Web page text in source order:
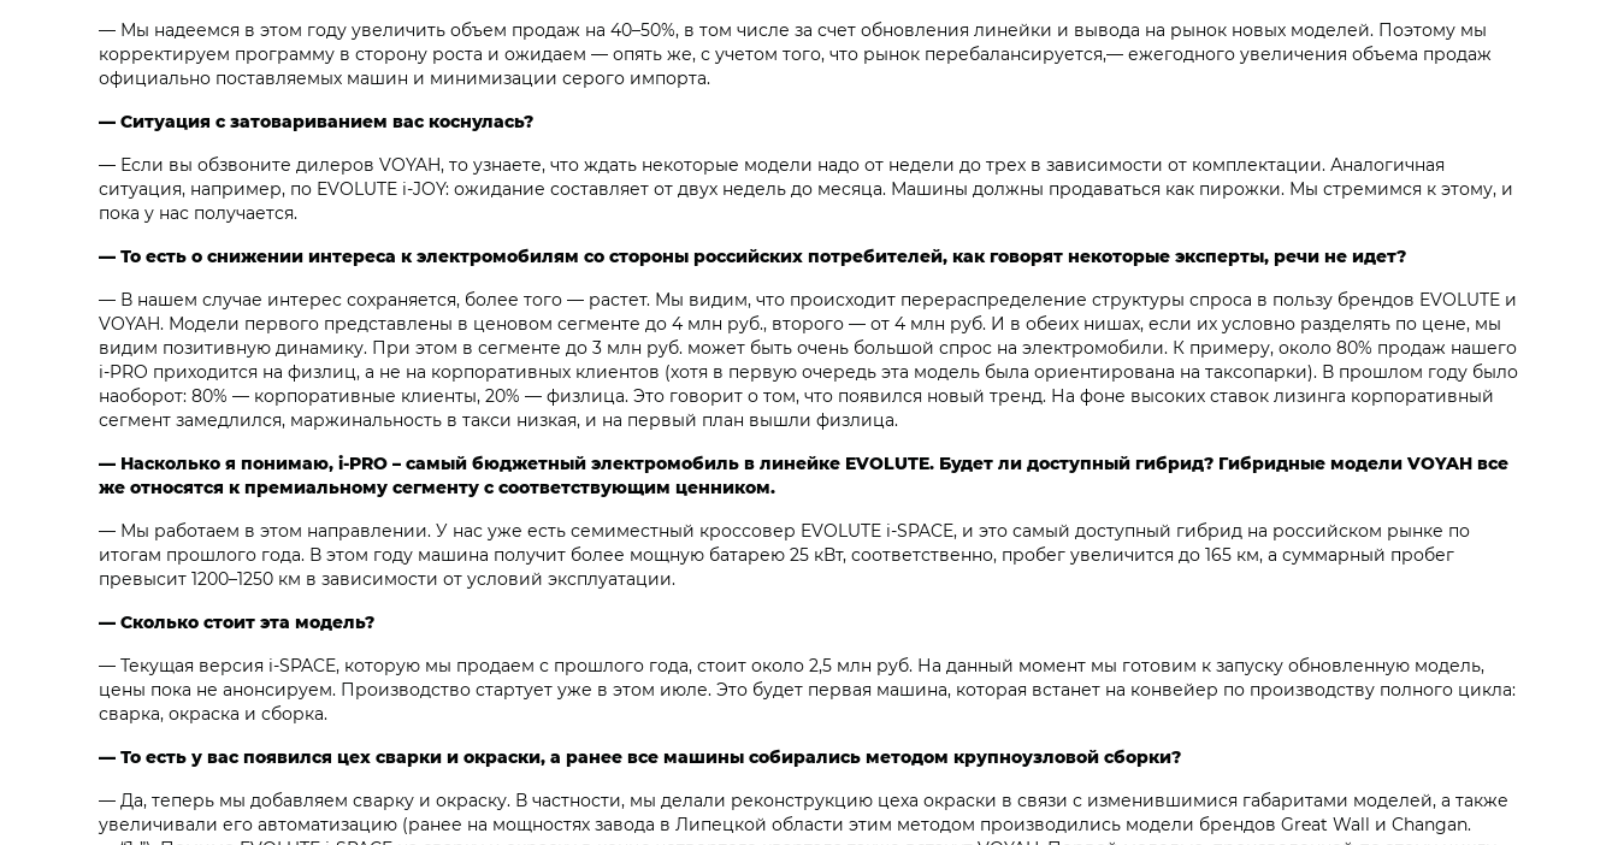
— Мы надеемся в этом году увеличить объем продаж на 40–50%, в том числе за счет обновления линейки и вывода на рынок новых моделей. Поэтому мы
корректируем программу в сторону роста и ожидаем — опять же, с учетом того, что рынок перебалансируется,— ежегодного увеличения объема продаж
официально поставляемых машин и минимизации серого импорта.
— Ситуация с затовариванием вас коснулась?
— Если вы обзвоните дилеров VOYAH, то узнаете, что ждать некоторые модели надо от недели до трех в зависимости от комплектации. Аналогичная
ситуация, например, по EVOLUTE i‑JOY: ожидание составляет от двух недель до месяца. Машины должны продаваться как пирожки. Мы стремимся к этому, и
пока у нас получается.
— То есть о снижении интереса к электромобилям со стороны российских потребителей, как говорят некоторые эксперты, речи не идет?
— В нашем случае интерес сохраняется, более того — растет. Мы видим, что происходит перераспределение структуры спроса в пользу брендов EVOLUTE и
VOYAH. Модели первого представлены в ценовом сегменте до 4 млн руб., второго — от 4 млн руб. И в обеих нишах, если их условно разделять по цене, мы
видим позитивную динамику. При этом в сегменте до 3 млн руб. может быть очень большой спрос на электромобили. К примеру, около 80% продаж нашего
i‑PRO приходится на физлиц, а не на корпоративных клиентов (хотя в первую очередь эта модель была ориентирована на таксопарки). В прошлом году было
наоборот: 80% — корпоративные клиенты, 20% — физлица. Это говорит о том, что появился новый тренд. На фоне высоких ставок лизинга корпоративный
сегмент замедлился, маржинальность в такси низкая, и на первый план вышли физлица.
— Насколько я понимаю, i‑PRO – самый бюджетный электромобиль в линейке EVOLUTE. Будет ли доступный гибрид? Гибридные модели VOYAH все
же относятся к премиальному сегменту с соответствующим ценником.
— Мы работаем в этом направлении. У нас уже есть семиместный кроссовер EVOLUTE i‑SPACE, и это самый доступный гибрид на российском рынке по
итогам прошлого года. В этом году машина получит более мощную батарею 25 кВт, соответственно, пробег увеличится до 165 км, а суммарный пробег
превысит 1200–1250 км в зависимости от условий эксплуатации.
— Сколько стоит эта модель?
— Текущая версия i‑SPACE, которую мы продаем с прошлого года, стоит около 2,5 млн руб. На данный момент мы готовим к запуску обновленную модель,
цены пока не анонсируем. Производство стартует уже в этом июле. Это будет первая машина, которая встанет на конвейер по производству полного цикла:
сварка, окраска и сборка.
— То есть у вас появился цех сварки и окраски, а ранее все машины собирались методом крупноузловой сборки?
— Да, теперь мы добавляем сварку и окраску. В частности, мы делали реконструкцию цеха окраски в связи с изменившимися габаритами моделей, а также
увеличивали его автоматизацию (ранее на мощностях завода в Липецкой области этим методом производились модели брендов Great Wall и Changan.